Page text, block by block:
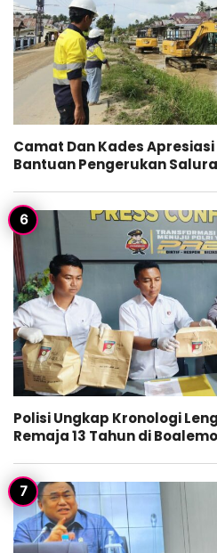
Camat Dan Kades
Bantuan Pengerukan
Polisi Ungkap Kronologi
Remaja 13 Tahun di Boalemo